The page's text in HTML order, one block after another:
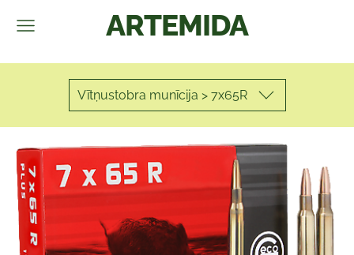
ARTEMIDA
Vītņustobra munīcija > 7x65R